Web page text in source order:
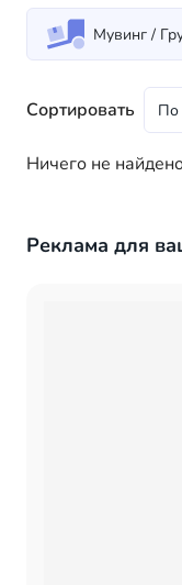
жизни в США
Мувинг /
Сортировать
Ничего не
Реклама для